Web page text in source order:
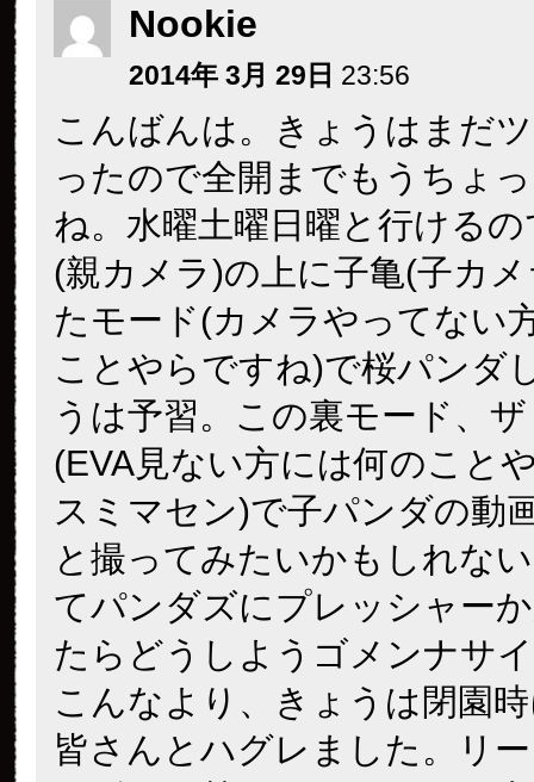
Nookie
2014年 3月 29日 23:56
こんばんは。きょうはまだ
ったので全開までもうちょ
ね。水曜土曜日曜と行ける
(親カメラ)の上に子亀(子カ
たモード(カメラやってない
ことやらですね)で桜パンダ
うは予習。この裏モード、
(EVA見ない方には何のこと
スミマセン)で子パンダの動
と撮ってみたいかもしれな
てパンダズにプレッシャー
たらどうしようゴメンナサ
こんなより、きょうは閉園
皆さんとハグレました。リ